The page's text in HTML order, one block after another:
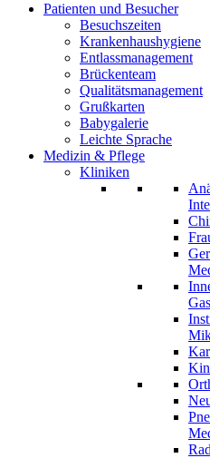
Patienten und Besucher
Besuchszeiten
Krankenhaushygiene
Entlassmanagement
Brückenteam
Qualitätsmanagement
Grußkarten
Babygalerie
Leichte Sprache
Medizin & Pflege
Kliniken